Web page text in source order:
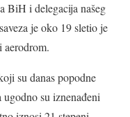
BiH i delegacija našeg
je oko 19 sletio je
aerodrom.
su danas popodne
su iznenađeni